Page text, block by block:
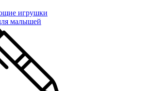
игрушки
малышей